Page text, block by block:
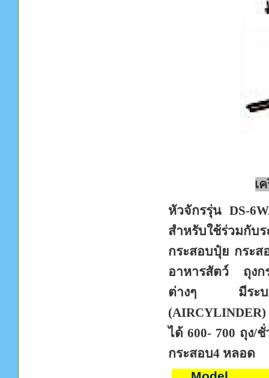
เ
หัวจักรรุ่นDS-
สำหรับใช้ร่วมกับ
กระสอบปุ๋ย กระส
อาหารสัตว์ ถุงก
ต่างๆ มีระบบตั
(
ได้ 600- 700 ถุง/
กระสอบ4 หลอด